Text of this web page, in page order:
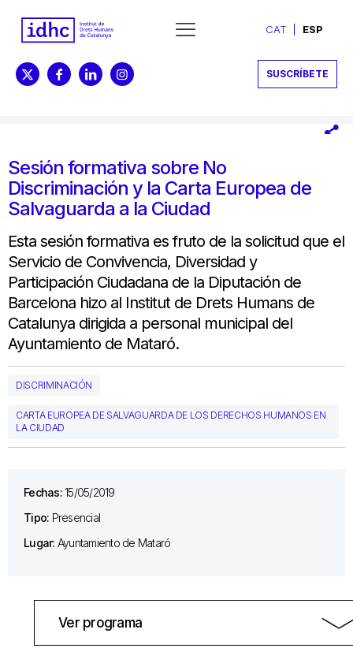
CAT ESP
SUSCRÍBETE
Sesión formativa sobre No
Discriminación y la Carta Europea de
Salvaguarda a la Ciudad
Esta sesión formativa es fruto de la solicitud que el
Servicio de Convivencia, Diversidad y
Participación Ciudadana de la Diputación de
Barcelona hizo al Institut de Drets Humans de
Catalunya dirigida a personal municipal del
Ayuntamiento de Mataró.
DISCRIMINACIÓN
CARTA EUROPEA DE SALVAGUARDA DE LOS DERECHOS HUMANOS EN
LA CIUDAD
Fechas:15/05/2019
Tipo: Presencial
Lugar: Ayuntamiento de Mataró
Ver programa